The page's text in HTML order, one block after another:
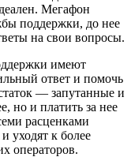
Мегафон
поддержки, до нее
на свои вопросы.
имеют
ответ и помочь
— запутанные и
но и платить за нее
расценками
уходят к более
операторов.